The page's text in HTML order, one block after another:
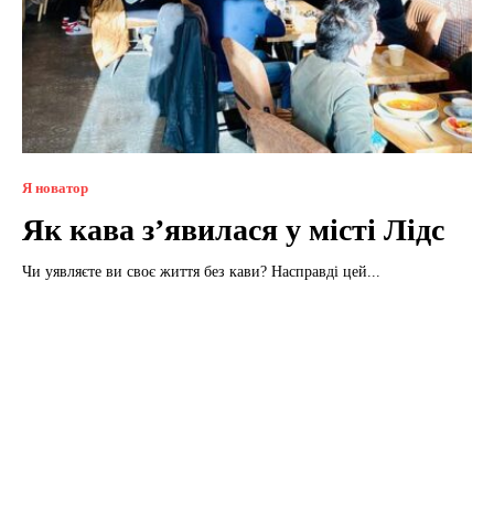
Я новатор
Як кава з’явилася у місті Лідс
Чи уявляєте ви своє життя без кави? Насправді цей...